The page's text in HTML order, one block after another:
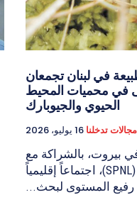
في لبنان تجمعان
في محميات المحيط
الحيوي والجيوبارك
مجالات تدخلنا 16 يوليو، 2026
بيروت، بالشراكة مع
جمعية حماية الطبيعة في لبنان (SPNL)، اجتماعاً إقليمياً
رفيع المستوى لبحث...